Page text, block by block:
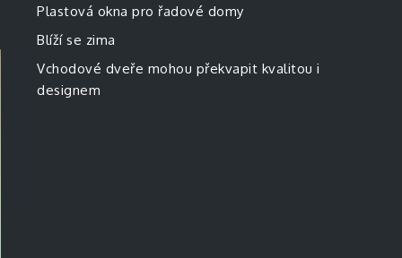
Plastová okna pro řadové domy
Blíží se zima
Vchodové dveře mohou překvapit kvalitou i
designem